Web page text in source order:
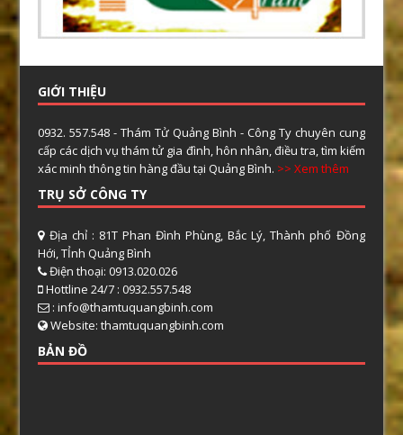
GIỚI THIỆU
0932. 557.548 - Thám Tử Quảng Bình - Công Ty chuyên cung
cấp các dịch vụ thám tử gia đình, hôn nhân, điều tra, tìm kiếm
xác minh thông tin hàng đầu tại Quảng Bình. >> Xem thêm
TRỤ SỞ CÔNG TY
Địa chỉ : 81T Phan Đình Phùng, Bắc Lý, Thành phố Đồng
Hới, TỈnh Quảng Bình
Điện thoại: 0913.020.026
Hottline 24/7 : 0932.557.548
: info@thamtuquangbinh.com
Website: thamtuquangbinh.com
BẢN ĐỒ